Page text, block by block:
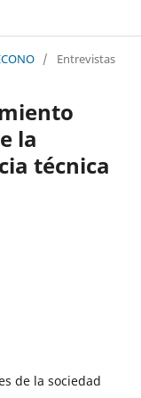
/ Entrevistas
la
técnica
de la sociedad